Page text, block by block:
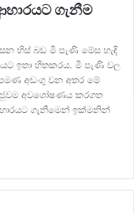
ගැනීම
හිස් බඩ මී පැණි මේස හැඳි
ඉතා හිතකරය. මී පැණි වල
අඩංගු වන අතර මේ
අවශෝෂණය කරගත
ගැනීමෙන් ඉක්මනින්